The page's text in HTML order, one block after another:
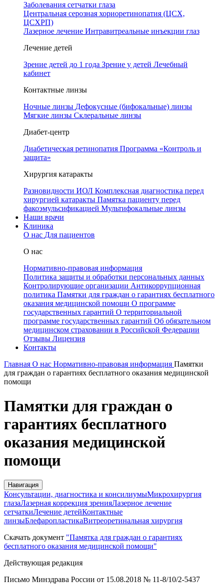
Заболевания сетчатки глаза
Центральная серозная хориоретинопатия (ЦСХ,
ЦСХРП)
Лазерное лечение Интравитреальные инъекции глаз
Лечение детей
Зрение детей до 1 года Зрение у детей Лечебный
кабинет
Контактные линзы
Ночные линзы Дефокусные (бифокальные) линзы
Мягкие линзы Склеральные линзы
Диабет-центр
Диабетическая ретинопатия Программа «Контроль и
защита»
Хирургия катаракты
Разновидности ИОЛ Комплексная диагностика перед
хирургией катаракты Памятка пациенту перед
факоэмульсификацией Мультифокальные линзы
Наши врачи
Клиника
О нас Для пациентов
О нас
Нормативно-правовая информация
Политика защиты и обработки персональных данных
Контролирующие организации Антикоррупционная
политика Памятки для граждан о гарантиях бесплатного
оказания медицинской помощи О программе
государственных гарантий О территориальной
программе государственных гарантий Об обязательном
медицинском страховании в Российской Федерации
Отзывы Лицензия
Контакты
Главная О нас Нормативно-правовая информация Памятки
для граждан о гарантиях бесплатного оказания медицинской
помощи
Памятки для граждан о
гарантиях бесплатного
оказания медицинской
помощи
Навигация
Консультации, диагностика и консилиумыМикрохирургия
глазаЛазерная коррекция зренияЛазерное лечение
сетчаткиЛечение детейКонтактные
линзыБлефаропластикаВитреоретинальная хирургия
Скачать документ "Памятка для граждан о гарантиях
бесплатного оказания медицинской помощи"
Действующая редакция
Письмо Минздрава России от 15.08.2018 № 11-8/10/2-5437